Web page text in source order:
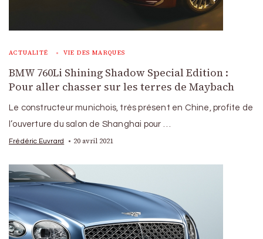
ACTUALITÉ VIE DES MARQUES
BMW 760Li Shining Shadow Special Edition :
Pour aller chasser sur les terres de Maybach
Le constructeur munichois, très présent en Chine, profite de
l’ouverture du salon de Shanghai pour …
Frédéric Euvrard 20 avril 2021